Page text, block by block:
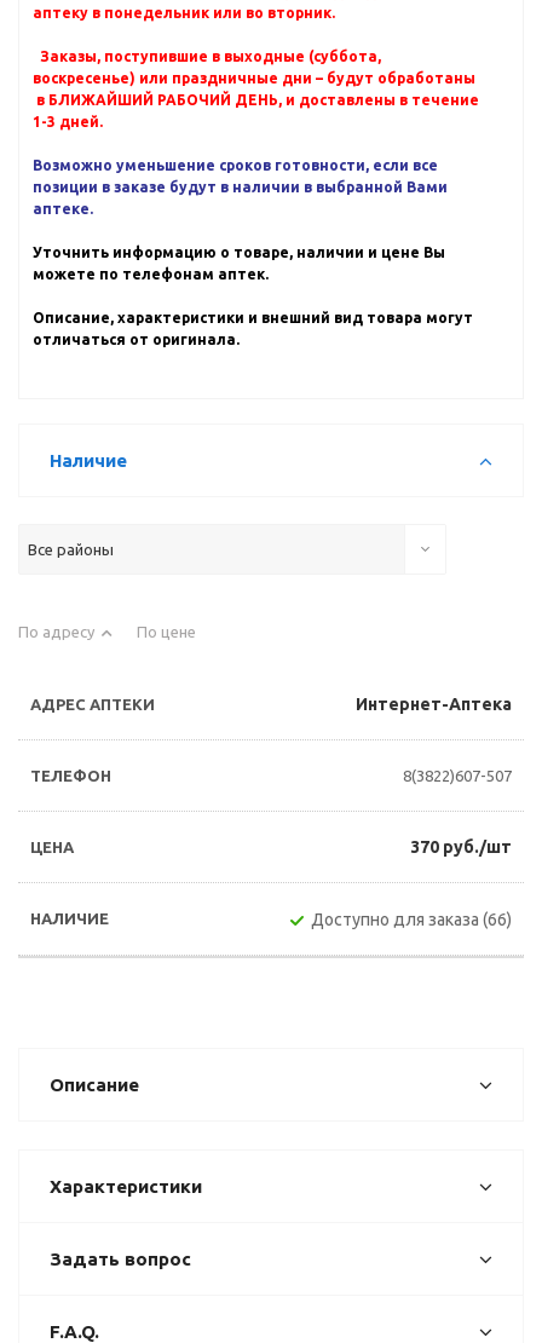
аптеку в понедельник или во вторник.
Заказы, поступившие в выходные (суббота,
воскресенье) или праздничные дни – будут обработаны
в БЛИЖАЙШИЙ РАБОЧИЙ ДЕНЬ, и доставлены в течение
1-3 дней.
Возможно уменьшение сроков готовности, если все
позиции в заказе будут в наличии в выбранной Вами
аптеке.
Уточнить информацию о товаре, наличии и цене Вы
можете по телефонам аптек.
Описание, характеристики и внешний вид товара могут
отличаться от оригинала.
Наличие
Все районы
По адресу По цене
Интернет-Аптека
8(3822)607-507
370 руб./шт
Доступно для заказа (66)
Описание
Характеристики
Задать вопрос
F.A.Q.